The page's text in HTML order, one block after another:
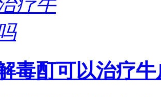
毒酊可以治疗